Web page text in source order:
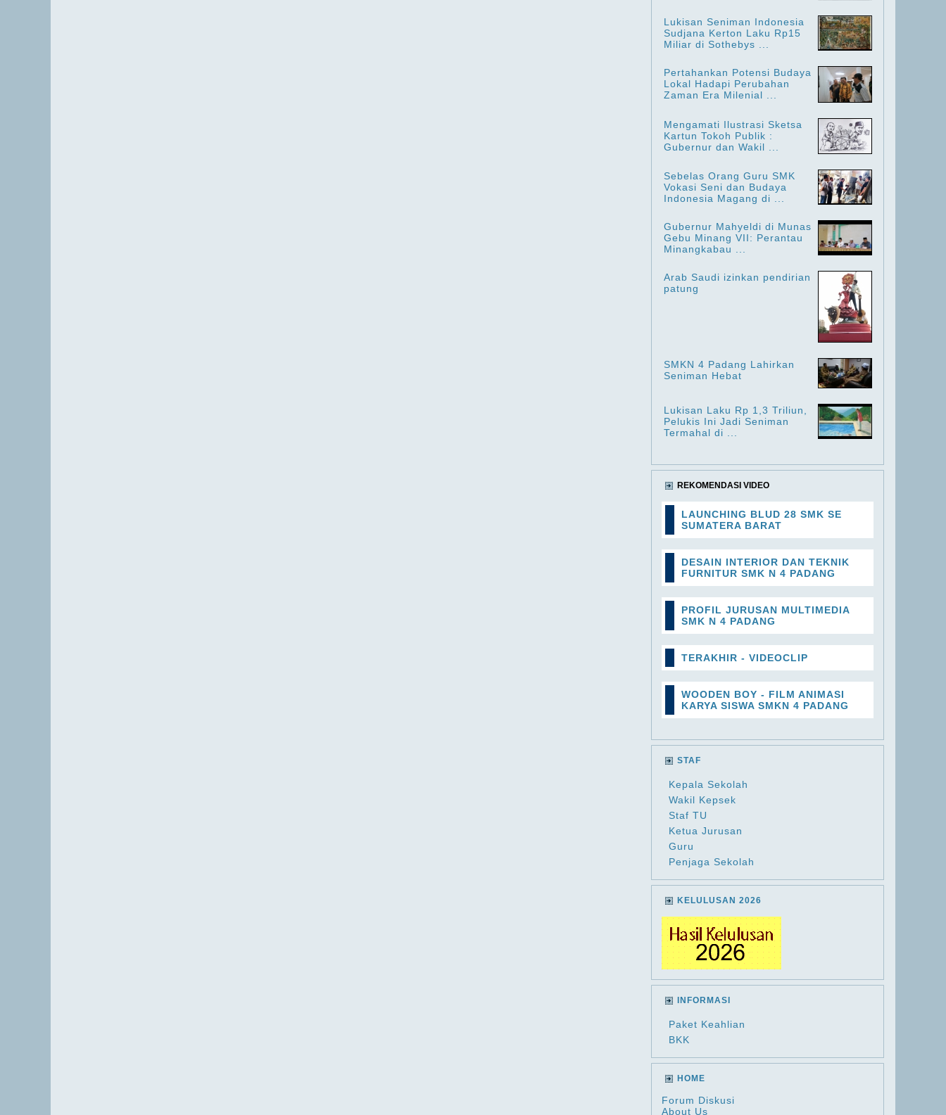
Lukisan Seniman Indonesia
Sudjana Kerton Laku Rp15
Miliar di Sothebys ...
Pertahankan Potensi Budaya
Lokal Hadapi Perubahan
Zaman Era Milenial ...
Mengamati Ilustrasi Sketsa
Kartun Tokoh Publik :
Gubernur dan Wakil ...
Sebelas Orang Guru SMK
Vokasi Seni dan Budaya
Indonesia Magang di ...
Gubernur Mahyeldi di Munas
Gebu Minang VII: Perantau
Minangkabau ...
Arab Saudi izinkan pendirian
patung
SMKN 4 Padang Lahirkan
Seniman Hebat
Lukisan Laku Rp 1,3 Triliun,
Pelukis Ini Jadi Seniman
Termahal di ...
REKOMENDASI VIDEO
LAUNCHING BLUD 28 SMK SE
SUMATERA BARAT
DESAIN INTERIOR DAN TEKNIK
FURNITUR SMK N 4 PADANG
PROFIL JURUSAN MULTIMEDIA
SMK N 4 PADANG
TERAKHIR - VIDEOCLIP
WOODEN BOY - FILM ANIMASI
KARYA SISWA SMKN 4 PADANG
STAF
Kepala Sekolah
Wakil Kepsek
Staf TU
Ketua Jurusan
Guru
Penjaga Sekolah
KELULUSAN 2026
INFORMASI
Paket Keahlian
BKK
HOME
Forum Diskusi
About Us